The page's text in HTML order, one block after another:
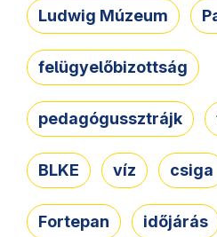
Ludwig Múzeum
felügyelőbizottság
pedagógussztrájk
BLKE víz csiga
Fortepan időjárás